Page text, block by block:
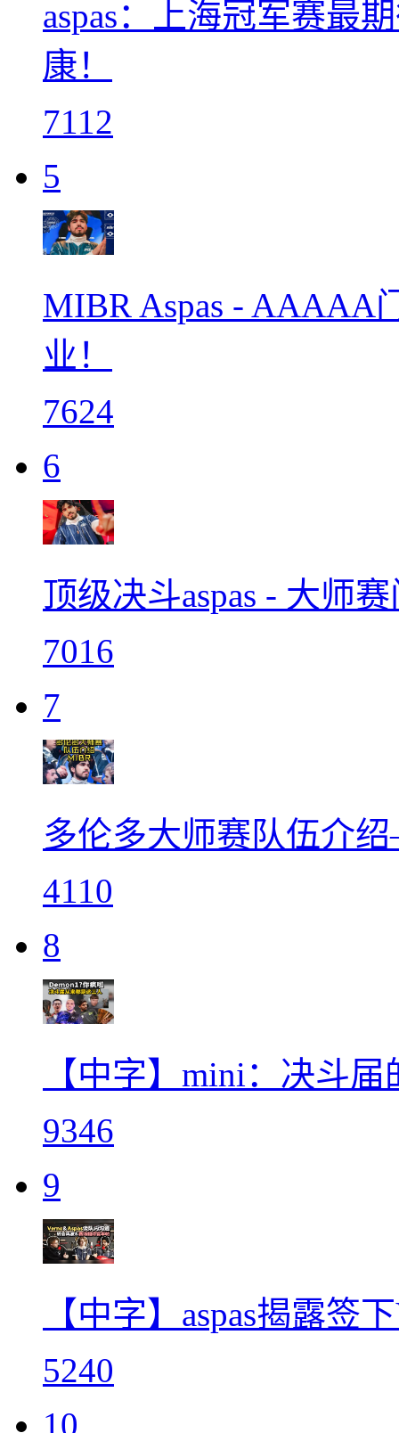
aspas：上海冠军赛最
康！
7112
5
MIBR Aspas - AAAAA
业！
7624
6
顶级决斗aspas - 大师
7016
7
多伦多大师赛队伍介
4110
8
【中字】mini：决斗
9346
9
【中字】aspas揭露签
5240
10